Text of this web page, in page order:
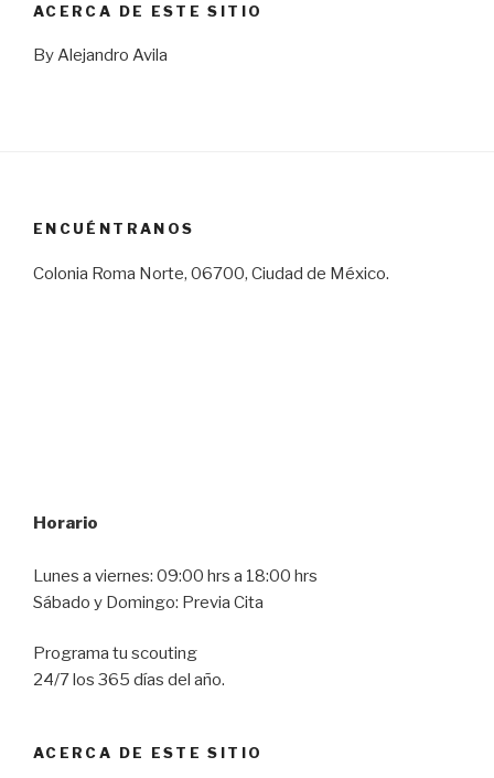
ACERCA DE ESTE SITIO
By Alejandro Avila
ENCUÉNTRANOS
Colonia Roma Norte, 06700, Ciudad de México.
Horario
Lunes a viernes: 09:00 hrs a 18:00 hrs
Sábado y Domingo: Previa Cita
Programa tu scouting
24/7 los 365 días del año.
ACERCA DE ESTE SITIO